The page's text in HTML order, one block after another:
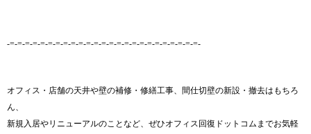
-=-=-=-=-=-=-=-=-=-=-=-=-=-=-=-=-=-=-=-=-=-=-=-=-=-
オフィス・店舗の天井や壁の補修・修繕工事、間仕切壁の新設・撤去はもちろ
ん、
新規入居やリニューアルのことなど、ぜひオフィス回復ドットコムまでお気軽